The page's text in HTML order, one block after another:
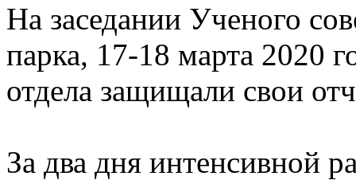
На заседании Ученого
парка, 17-18 марта 2020
отдела защищали свои
За два дня интенсивной